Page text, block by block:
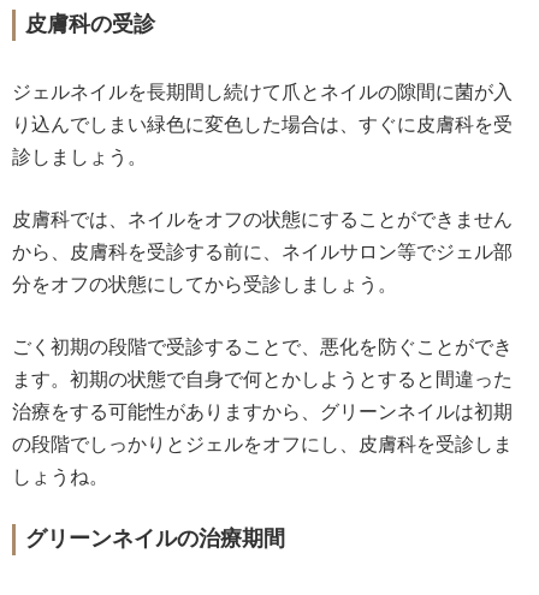
皮膚科の受診
ジェルネイルを長期間し続けて爪とネイルの隙間に菌が入
り込んでしまい緑色に変色した場合は、すぐに皮膚科を受
診しましょう。
皮膚科では、ネイルをオフの状態にすることができません
から、皮膚科を受診する前に、ネイルサロン等でジェル部
分をオフの状態にしてから受診しましょう。
ごく初期の段階で受診することで、悪化を防ぐことができ
ます。初期の状態で自身で何とかしようとすると間違った
治療をする可能性がありますから、グリーンネイルは初期
の段階でしっかりとジェルをオフにし、皮膚科を受診しま
しょうね。
グリーンネイルの治療期間